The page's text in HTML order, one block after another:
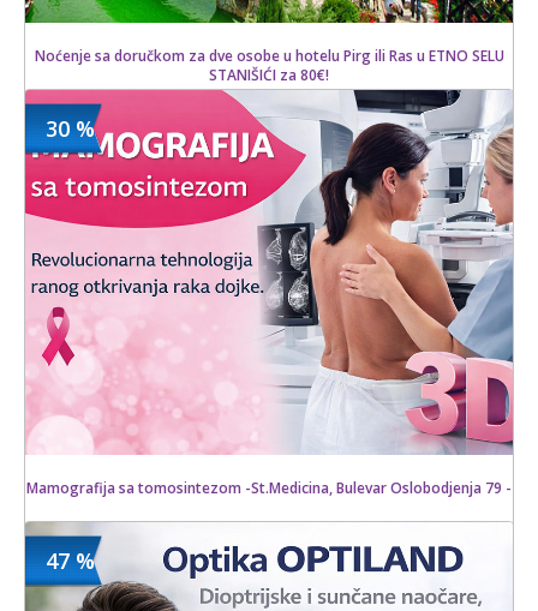
Noćenje sa doručkom za dve osobe u hotelu Pirg ili Ras u ETNO SELU
STANIŠIĆI za 80€!
Kupljeno
14 kom.
900.00 din
30 %
Mamografija sa tomosintezom -St.Medicina, Bulevar Oslobodjenja 79 -
Kupljeno
9 kom.
4200 din
6000 din
47 %